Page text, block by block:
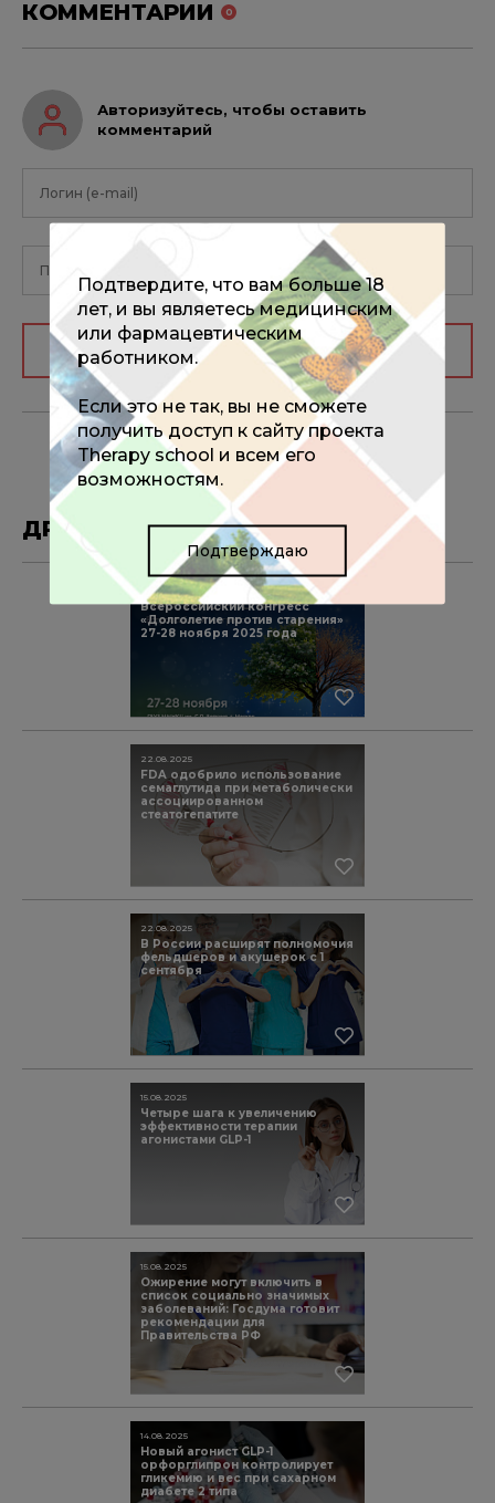
КОММЕНТАРИИ 0
Авторизуйтесь, чтобы оставить
комментарий
Авторизоваться
ДРУГИЕ МАТЕРИАЛЫ ПО ТЕМЕ
Всероссийский конгресс
«Долголетие против старения»
27-28 ноября 2025 года
15.10.2025
FDA одобрило использование
семаглутида при метаболически
ассоциированном
стеатогепатите
22.08.2025
В России расширят полномочия
фельдшеров и акушерок с 1
сентября
22.08.2025
Четыре шага к увеличению
эффективности терапии
агонистами GLP-1
15.08.2025
Ожирение могут включить в
список социально значимых
заболеваний: Госдума готовит
рекомендации для
Правительства РФ
15.08.2025
Новый агонист GLP-1
орфорглипрон контролирует
гликемию и вес при сахарном
диабете 2 типа
14.08.2025
Подтвердите, что вам больше 18
лет, и вы являетесь медицинским
или фармацевтическим
работником.
Если это не так, вы не сможете
получить доступ к сайту проекта
Therapy school и всем его
возможностям.
Подтверждаю